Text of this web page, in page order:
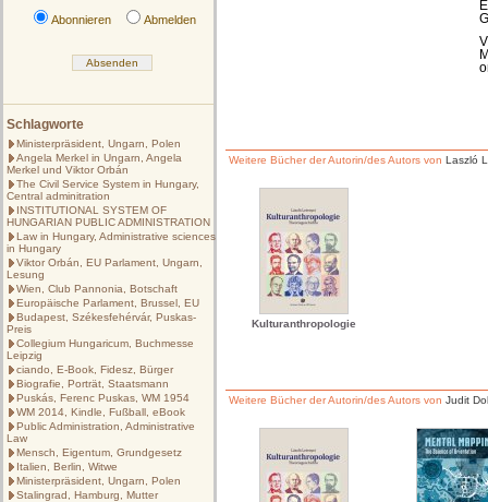
Abonnieren Abmelden
Schlagworte
Ministerpräsident, Ungarn, Polen
Angela Merkel in Ungarn, Angela
Merkel und Viktor Orbán
The Civil Service System in Hungary,
Central adminitration
INSTITUTIONAL SYSTEM OF
HUNGARIAN PUBLIC ADMINISTRATION
Law in Hungary, Administrative sciences
in Hungary
Viktor Orbán, EU Parlament, Ungarn,
Lesung
Wien, Club Pannonia, Botschaft
Europäische Parlament, Brussel, EU
Budapest, Székesfehérvár, Puskas-
Preis
Collegium Hungaricum, Buchmesse
Leipzig
ciando, E-Book, Fidesz, Bürger
Biografie, Porträt, Staatsmann
Puskás, Ferenc Puskas, WM 1954
WM 2014, Kindle, Fußball, eBook
Public Administration, Administrative
Law
Mensch, Eigentum, Grundgesetz
Italien, Berlin, Witwe
Ministerpräsident, Ungarn, Polen
Stalingrad, Hamburg, Mutter
Weitere Bücher der Autorin/des Autors von Laszló
Kulturanthropologie
Weitere Bücher der Autorin/des Autors von Judit